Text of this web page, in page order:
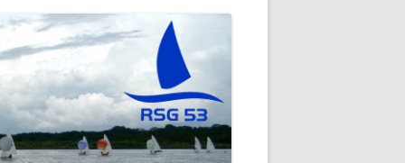
UND
– 2022
EINE HERZENSANGELEGENHEIT
VON UNSEREM SPORTSFREUND
STEFAN GOSSING!
SOMMERFLOTTILLE 2024 – „VIEL-
INSEL-TOUR“